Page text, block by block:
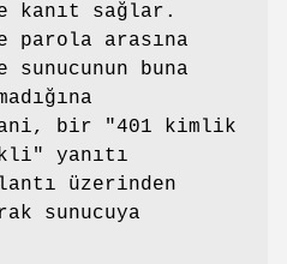
kanıt sağlar.
parola arasına
sunucunun buna
bir "401 kimlik
yanıtı
üzerinden
sunucuya